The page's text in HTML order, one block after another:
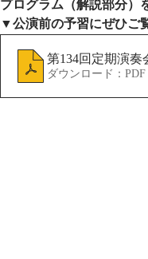
プログラム（解説部分）
▼公演前の予習にぜひご
第134回定期演奏
ダウンロード：PDF